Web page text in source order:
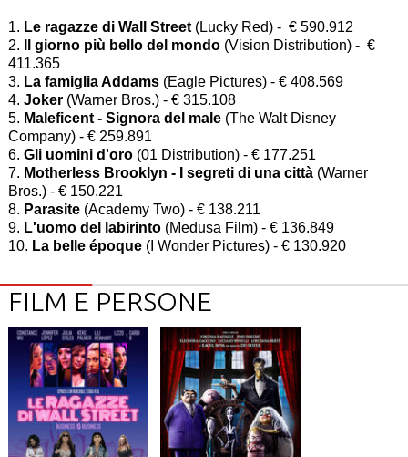
1. Le ragazze di Wall Street(Lucky Red) - € 590.912
2.
Il giorno più bello del mondo(Vision Distribution) - €
411.365
3. La famiglia Addams (Eagle Pictures) - € 408.569
4. Joker(Warner Bros.) - € 315.108
5. Maleficent - Signora del male(The Walt Disney
Company) - € 259.891
6. Gli uomini d'oro(01 Distribution) - € 177.251
7. Motherless Brooklyn - I segreti di una città(Warner
Bros.) - € 150.221
8. Parasite(Academy Two) - € 138.211
9. L'uomo del labirinto (Medusa Film) - € 136.849
10. La belle époque(I Wonder Pictures) - € 130.920
FILM E PERSONE